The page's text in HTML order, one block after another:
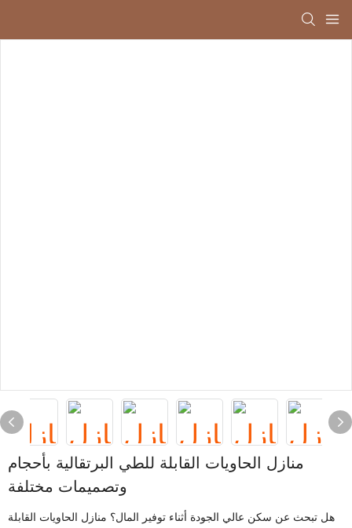
منازل الحاويات القابلة للطي البرتقالية بأحجام
وتصميمات مختلفة
هل تبحث عن سكن عالي الجودة أثناء توفير المال؟ منازل الحاويات القابلة